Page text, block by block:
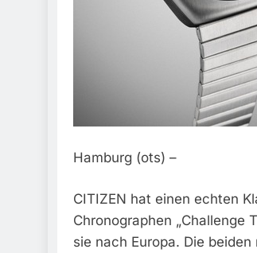
Hamburg (ots) –
CITIZEN hat einen echten
Chronographen „Challenge
sie nach Europa. Die